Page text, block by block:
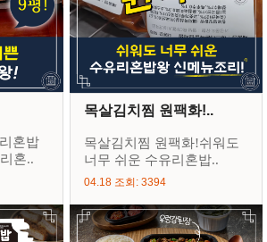
혼밥
혼..
목살김치찜 원팩화!..
목살김치찜 원팩화!쉬워도
너무 쉬운 수유리혼밥..
04.18 조회: 3394